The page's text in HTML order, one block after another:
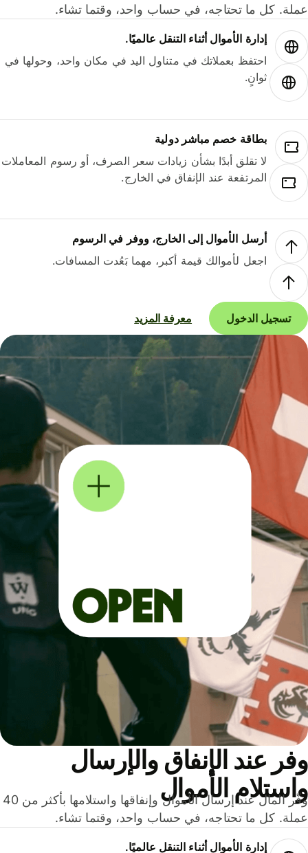
كل ما تحتاجه، في حساب واحد، وقتما تشاء.
إدارة الأموال أثناء التنقل عالميًا.
احتفظ بعملاتك في متناول اليد في مكان واحد، وحولها في
ثوانٍ.
بطاقة خصم مباشر دولية
لا تقلق أبدًا بشأن زيادات سعر الصرف، أو رسوم المعاملات
المرتفعة عند الإنفاق في الخارج.
أرسل الأموال إلى الخارج، ووفر في الرسوم
اجعل لأموالك قيمة أكبر، مهما بَعُدت المسافات.
تسجيل الدخول معرفة المزيد
عند الإنفاق والإرسال
الأموال
وفّر المال عند إرسال الأموال وإنفاقها واستلامها بأكثر من 40
كل ما تحتاجه، في حساب واحد، وقتما تشاء.
إدارة الأموال أثناء التنقل عالميًا.